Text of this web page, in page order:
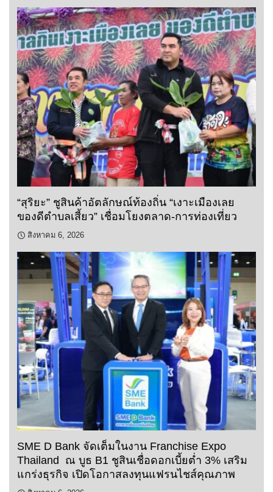
“สุริยะ” ชูสินค้าอัตลักษณ์ท้องถิ่น “เงาะเมืองเลย
ของดีตำบลเสี้ยว” เชื่อมโยงตลาด-การท่องเที่ยว
สิงหาคม 6, 2026
SME D Bank จัดเต็มในงาน Franchise Expo
Thailand ณ บูธ B1 ชูสินเชื่อดอกเบี้ยต่ำ 3% เสริม
แกร่งธุรกิจ เปิดโอกาสลงทุนแฟรนไชส์คุณภาพ